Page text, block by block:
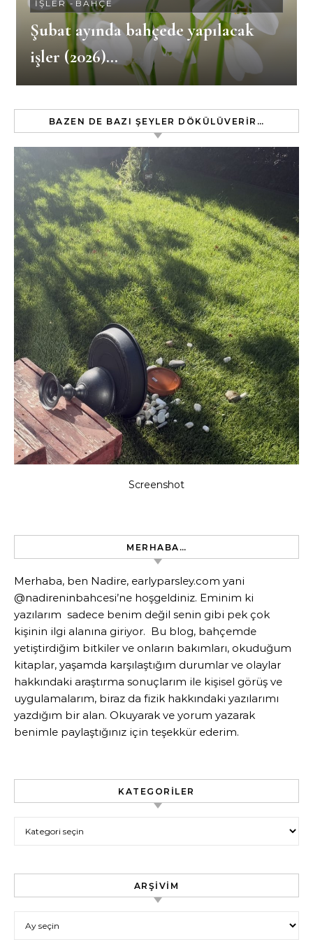
İŞLER - BAHÇE
Şubat ayında bahçede yapılacak
işler (2026)…
BAZEN DE BAZI ŞEYLER DÖKÜLÜVERIR…
Screenshot
MERHABA…
Merhaba, ben Nadire, earlyparsley.com yani
@nadireninbahcesi’ne hoşgeldiniz. Eminim ki
yazılarım sadece benim değil senin gibi pek çok
kişinin ilgi alanına giriyor. Bu blog, bahçemde
yetiştirdiğim bitkiler ve onların bakımları, okuduğum
kitaplar, yaşamda karşılaştığım durumlar ve olaylar
hakkındaki araştırma sonuçlarım ile kişisel görüş ve
uygulamalarım, biraz da fizik hakkındaki yazılarımı
yazdığım bir alan. Okuyarak ve yorum yazarak
benimle paylaştığınız için teşekkür ederim.
KATEGORILER
ARŞIVIM